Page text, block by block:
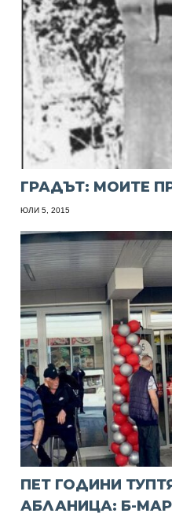
ГРАДЪТ: МОИТЕ
ЮЛИ 5, 2015
ПЕТ ГОДИНИ
АБЛАНИЦА: Б-